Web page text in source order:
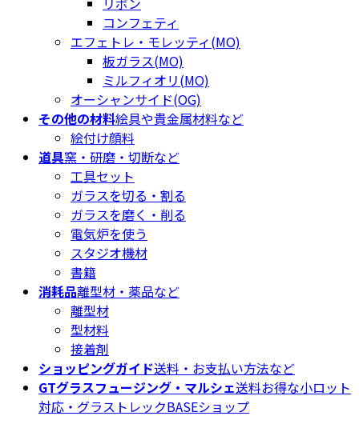
コンフェティ
エフェトレ・モレッティ(MO)
板ガラス(MO)
ミルフィオリ(MO)
オーシャンサイド(OG)
その他の材料絵具や貴金属材料など
絵付け顔料
道具窯・研磨・切断など
工具セット
ガラスを切る・割る
ガラスを磨く・削る
電気炉を使う
スタジオ機材
書籍
消耗品離型材・薬品など
離型材
型材料
接着剤
ショッピングガイド送料・お支払い方法など
GTグラスフュージング・マルシェ送料お得な小ロット
対応・グラストレックBASEショップ